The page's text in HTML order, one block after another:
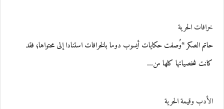
خرافات الحرية
حاتم الصكر *وُصفت حكايات أيسوب دوما بالخرافات استنادا إلى محتواها؛ فقد
كانت شخصياتها كلها من…
الأدب وقيمة الحرية